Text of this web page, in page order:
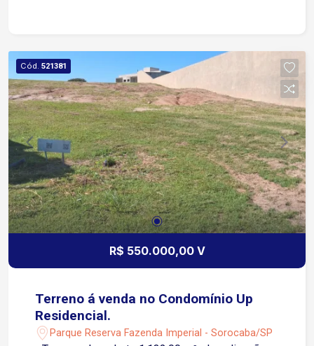
Cód. 521381
R$ 550.000,00 V
Terreno á venda no Condomínio Up
Residencial.
Parque Reserva Fazenda Imperial - Sorocaba/SP